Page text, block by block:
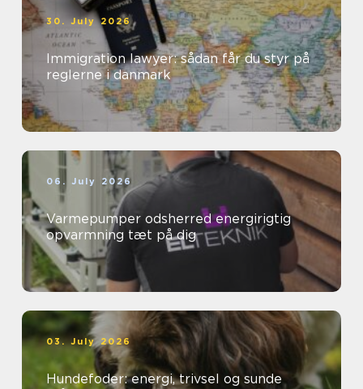
30. July 2026
Immigration lawyer: sådan får du styr på
reglerne i danmark
06. July 2026
Varmepumper odsherred energirigtig
opvarmning tæt på dig
03. July 2026
Hundefoder: energi, trivsel og sunde